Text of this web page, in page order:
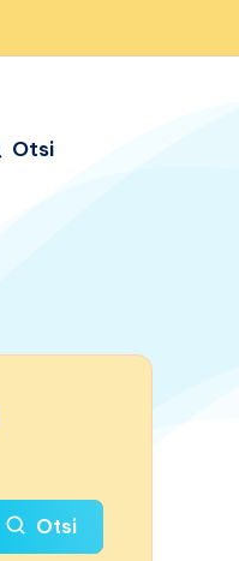
Otsi
Otsi